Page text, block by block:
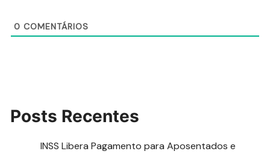
0 COMENTÁRIOS
Posts Recentes
INSS Libera Pagamento para Aposentados e